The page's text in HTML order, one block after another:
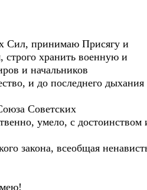
Сил, принимаю Присягу и
хранить военную и
и начальников
и до последнего дыхания
Советских
умело, с достоинством
закона, всеобщая